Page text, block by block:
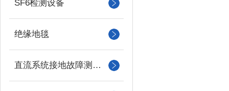
SF6检测设备
绝缘地毯
直流系统接地故障测试仪